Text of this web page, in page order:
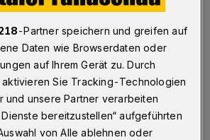
Protest auf
Uhr
-Partner speichern und greifen auf
Daten wie Browserdaten oder
auf Ihrem Gerät zu. Durch
aktivieren Sie Tracking-Technologien
und unsere Partner verarbeiten
Dienste bereitzustellen“ aufgeführten
von Alle ablehnen oder